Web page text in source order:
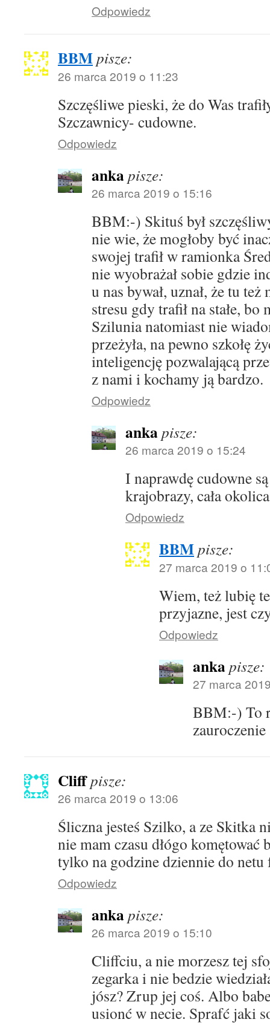
Odpowiedz
BBMpisze:
26 marca 2019 o 11:23
Szczęśliwe pieski, że do Was
Szczawnicy- cudowne.
Odpowiedz
ankapisze:
26 marca 2019 o 15:16
BBM:-) Skituś był
nie wie, że mogłoby być
swojej trafił w ramionka
nie wyobrażał sobie gdzie
u nas bywał, uznał, że tu
stresu gdy trafił na stałe,
Szilunia natomiast nie
przeżyła, na pewno szkołę
inteligencję pozwalającą
z nami i kochamy ją bardzo.
Odpowiedz
ankapisze:
26 marca 2019 o 15:24
I naprawdę cudowne
krajobrazy, cała
Odpowiedz
BBMpisze:
27 marca 2019 o
Wiem, też lubię
przyjazne, jest
Odpowiedz
ankapisze:
27 marca
BBM:-) To
Cliffpisze:
26 marca 2019 o 13:06
Śliczna jesteś Szilko, a ze Skitka
nie mam czasu dłógo komętować
tylko na godzine dziennie do
Odpowiedz
ankapisze:
26 marca 2019 o 15:10
Cliffciu, a nie morzesz tej
zegarka i nie bedzie
jósz? Zrup jej coś. Albo
usionć w necie. Sprafć jaki